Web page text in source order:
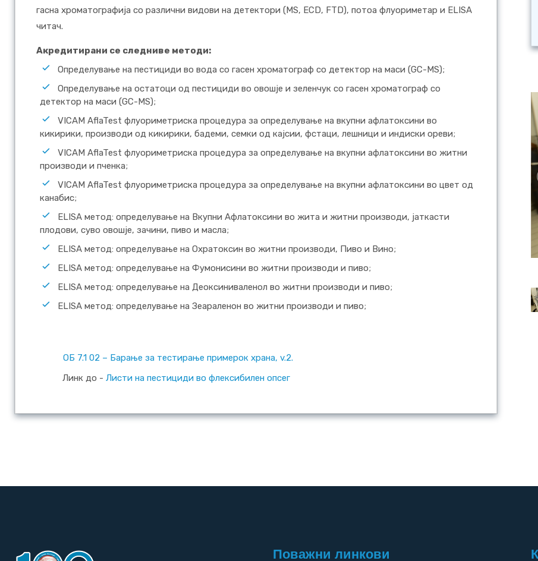
гасна хроматографија со различни видови на детектори (MS, ECD, FTD), потоа флуориметар и ELISA
читач.
Акредитирани се следниве методи:
Oпределување на пестициди во вода со гасен хроматограф со детектор на маси (GC-MS);
Oпределување на остатоци од пестициди во овошје и зеленчук со гасен хроматограф со
детектор на маси (GC-MS);
VICAM AflaTest флуориметриска процедура за определување на вкупни афлатоксини во
кикирики, производи од кикирики, бадеми, семки од кајсии, фстаци, лешници и индиски ореви;
VICAM AflaTest флуориметриска процедура за определување на вкупни афлатоксини во житни
производи и пченка;
VICAM AflaTest флуориметриска процедура за определување на вкупни афлатоксини во цвет од
канабис;
ELISA метод: определување на Вкупни Афлатоксини во жита и житни производи, јаткасти
плодови, суво овошје, зачини, пиво и масла;
ELISA метод: определување на Охратоксин во житни производи, Пиво и Вино;
ELISA метод: определување на Фумонисини во житни производи и пиво;
ELISA метод: определување на Деоксиниваленол во житни производи и пиво;
ELISA метод: определување на Зеараленон во житни производи и пиво;
ОБ 7.1 02 – Барање за тестирање примерок храна, v.2.
Линк до - Листи на пестициди во флексибилен опсег
Поважни линкови